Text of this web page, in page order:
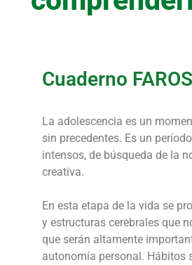
Cuaderno
La adolescencia es un
sin precedentes. Es un
intensos, de búsqueda de la
creativa.
En esta etapa de la vida se
y estructuras cerebrales que
que serán altamente
autonomía personal. Hábitos